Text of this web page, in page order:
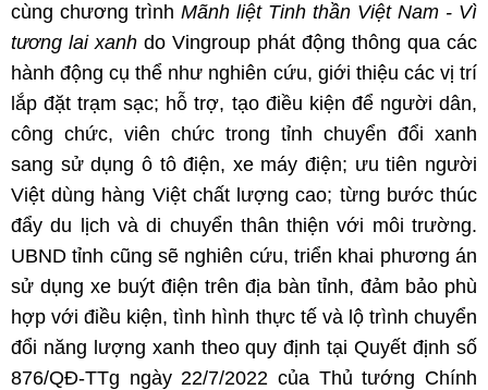
cùng chương trình Mãnh liệt Tinh thần Việt Nam - Vì
tương lai xanh do Vingroup phát động thông qua các
hành động cụ thể như nghiên cứu, giới thiệu các vị trí
lắp đặt trạm sạc; hỗ trợ, tạo điều kiện để người dân,
công chức, viên chức trong tỉnh chuyển đổi xanh
sang sử dụng ô tô điện, xe máy điện; ưu tiên người
Việt dùng hàng Việt chất lượng cao; từng bước thúc
đẩy du lịch và di chuyển thân thiện với môi trường.
UBND tỉnh cũng sẽ nghiên cứu, triển khai phương án
sử dụng xe buýt điện trên địa bàn tỉnh, đảm bảo phù
hợp với điều kiện, tình hình thực tế và lộ trình chuyển
đổi năng lượng xanh theo quy định tại Quyết định số
876/QĐ-TTg ngày 22/7/2022 của Thủ tướng Chính